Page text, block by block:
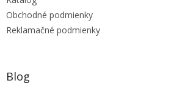
Obchodné podmienky
Reklamačné podmienky
Blog